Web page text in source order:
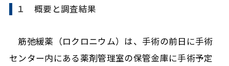
１ 概要と調査結果
筋弛緩薬（ロクロニウム）は、手術の前日に手術
センター内にある薬剤管理室の保管金庫に手術予定